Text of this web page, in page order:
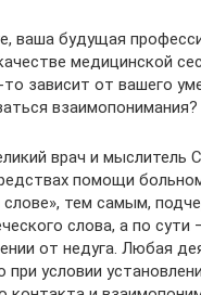
ваша будущая
медицинской
зависит от вашего
взаимопонимания?
врач и мыслитель
помощи
тем самым,
слова, а по сути
от недуга. Любая
условии